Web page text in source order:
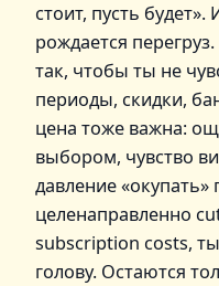
стоит, пусть
рождается
так, чтобы ты не
периоды, скидки,
цена тоже важна:
выбором, чувство
давление «окупать»
целенаправленно
subscription costs,
голову. Остаются